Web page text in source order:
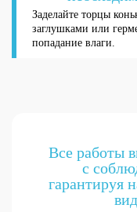
Заделайте торцы
заглушками или
попадание влаги.
Все работы
с
гарантируя